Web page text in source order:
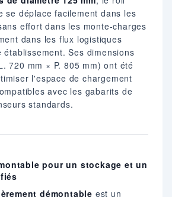
se déplace facilement dans les
effort dans les monte-charges
dans les flux logistiques
Ses dimensions
720 mm × P. 805 mm) ont été
l'espace de chargement
avec les gabarits de
standards.
pour un stockage et un
démontable est un